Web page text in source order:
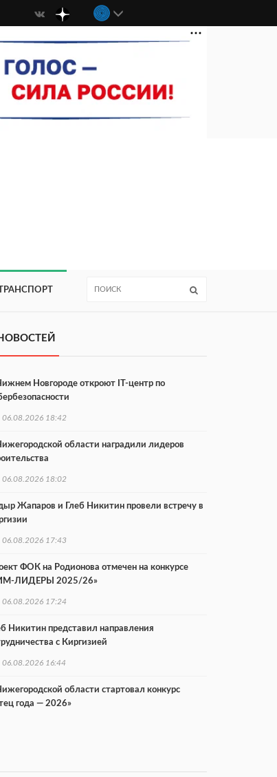
ТРАНСПОРТ
Новгороде откроют IT-центр по
06.08.2026 18:42
области наградили лидеров
06.08.2026 18:02
Жапаров и Глеб Никитин провели встречу в
06.08.2026 17:43
ФОК на Родионова отмечен на конкурсе
ЛИДЕРЫ 2025/26»
06.08.2026 17:24
Никитин представил направления
с Киргизией
06.08.2026 16:44
области стартовал конкурс
года — 2026»
подписал соглашения с Кара-Кулем и